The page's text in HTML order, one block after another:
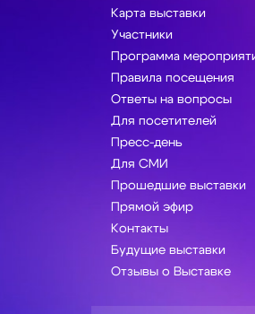
Карта выставки
Участники
Программа
Правила посещения
Ответы на вопросы
Для посетителей
Пресс-день
Для СМИ
Прошедшие выставки
Прямой эфир
Контакты
Будущие выставки
Отзывы о Выставке